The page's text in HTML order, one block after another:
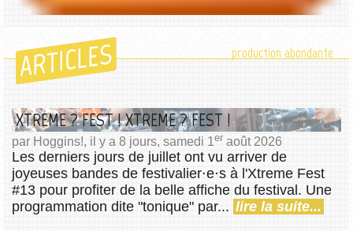
ARTICLES production abondante
XTREME ? FEST ! XTREME ? FEST !
par Hoggins!, il y a 8 jours, samedi 1er août 2026
Les derniers jours de juillet ont vu arriver de
joyeuses bandes de festivalier⋅e⋅s à l'Xtreme Fest
#13 pour profiter de la belle affiche du festival. Une
programmation dite "tonique" par... lire la suite...